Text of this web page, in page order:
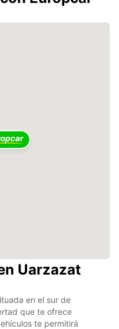
Uarzazat
en el sur de
que te ofrece
te permitirá